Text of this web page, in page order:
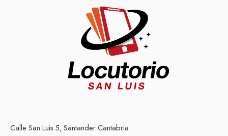
Calle San Luis 5, Santander Cantabria.